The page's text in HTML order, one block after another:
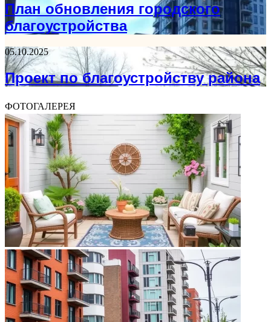
План обновления городского
благоустройства
05.10.2025
Проект по благоустройству района
ФОТОГАЛЕРЕЯ